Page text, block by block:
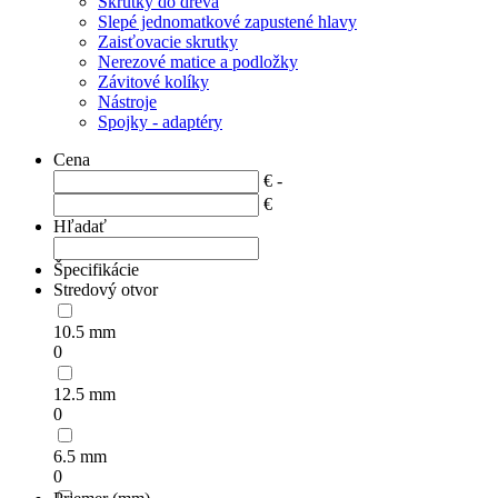
Slepé jednomatkové zapustené hlavy
Zaisťovacie skrutky
Nerezové matice a podložky
Závitové kolíky
Nástroje
Spojky - adaptéry
Cena
€ -
€
Hľadať
Špecifikácie
Stredový otvor
10.5 mm
0
12.5 mm
0
6.5 mm
0